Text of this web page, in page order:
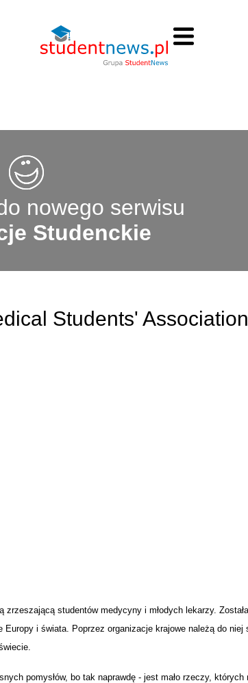
nowego serwisu
Studenckie
Students'
studentów medycyny i młodych lekarzy. Została
i świata. Poprzez organizacje krajowe należą do niej
pomysłów, bo tak naprawdę - jest mało rzeczy,